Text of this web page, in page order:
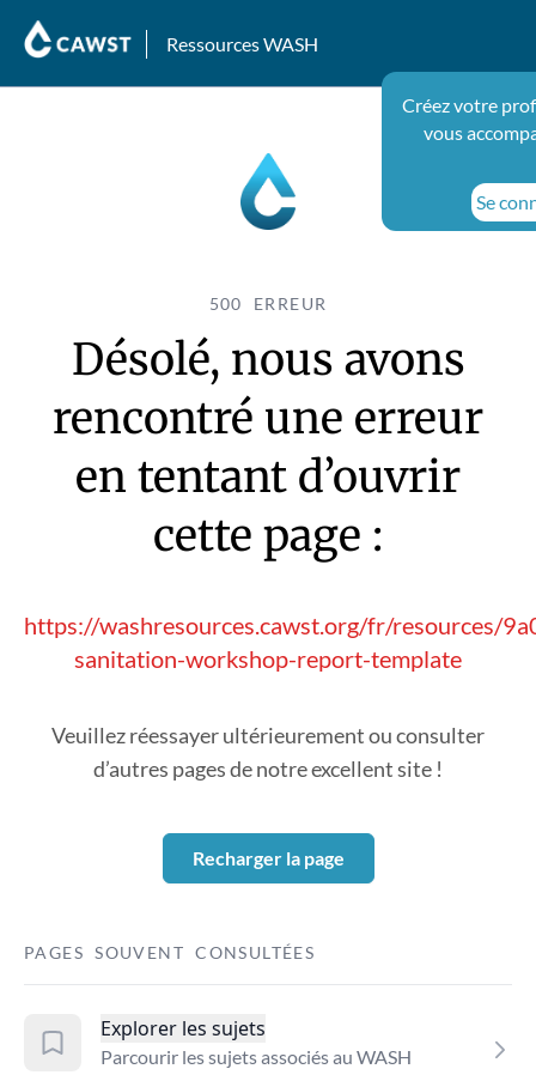
Ressources WASH
Créez votre
vous
Se
500 ERREUR
Désolé, nous avons
rencontré une erreur
en tentant d’ouvrir
cette page :
https://washresources.cawst.org/fr/resources/
sanitation-workshop-report-template
Veuillez réessayer ultérieurement ou consulter
d’autres pages de notre excellent site !
Recharger la page
PAGES SOUVENT CONSULTÉES
Explorer les sujets
Parcourir les sujets associés au WASH